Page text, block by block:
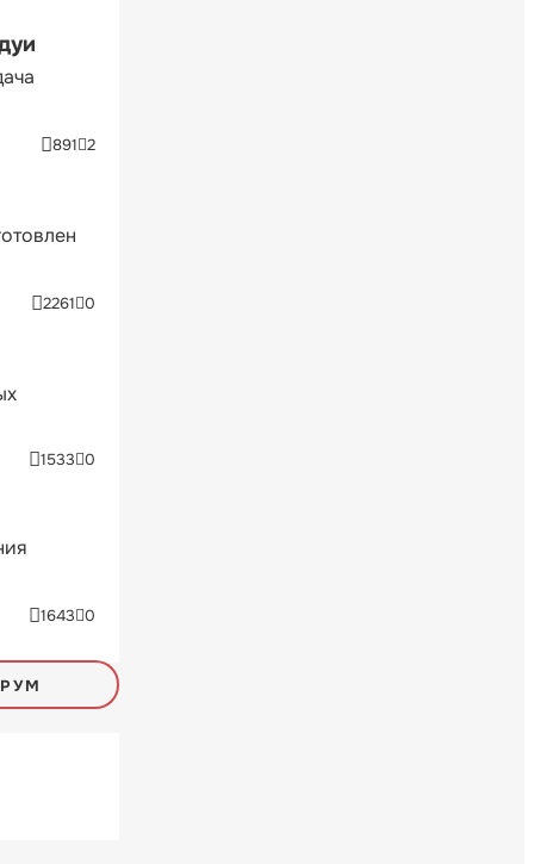
891 2
2261 0
1533 0
1643 0